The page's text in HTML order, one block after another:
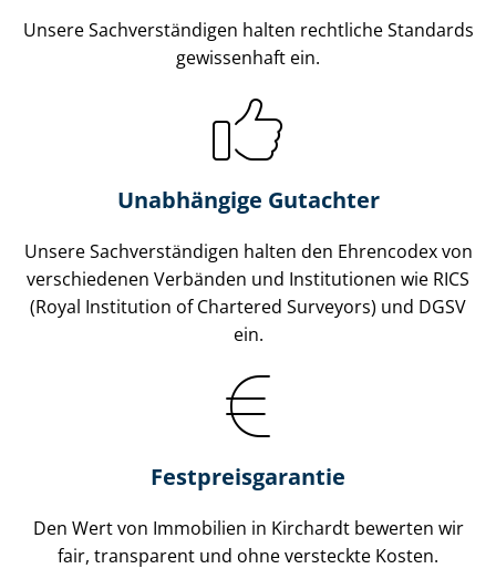
Unsere Sach­ver­stän­di­gen halten rechtliche Standards
gewissenhaft ein.
Unabhängige Gutachter
Unsere Sach­ver­stän­di­gen halten den Ehrencodex von
verschiedenen Verbänden und Institutionen wie RICS
(Royal Institution of Chartered Surveyors) und DGSV
ein.
Festpreis​garantie
Den Wert von Immobilien in Kirchardt bewerten wir
fair, transparent und ohne versteckte Kosten.